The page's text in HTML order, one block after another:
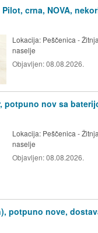
crna, NOVA,
Lokacija: Peščenica -
naselje
Objavljen:08.08.2026.
potpuno nov sa
Lokacija: Peščenica -
naselje
Objavljen:08.08.2026.
potpuno nove,